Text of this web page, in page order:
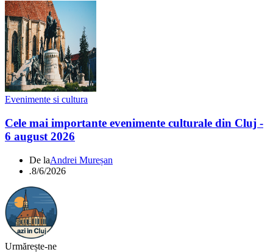
Evenimente si cultura
Cele mai importante evenimente culturale din Cluj -
6 august 2026
De laAndrei Mureșan
.8/6/2026
Urmărește-ne